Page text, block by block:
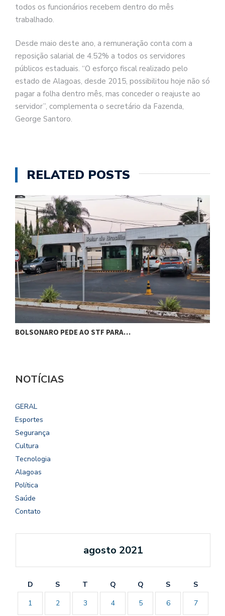
todos os funcionários recebem dentro do mês
trabalhado.
Desde maio deste ano, a remuneração conta com a
reposição salarial de 4.52% a todos os servidores
públicos estaduais. “O esforço fiscal realizado pelo
estado de Alagoas, desde 2015, possibilitou hoje não só
pagar a folha dentro mês, mas conceder o reajuste ao
servidor”, complementa o secretário da Fazenda,
George Santoro.
RELATED POSTS
BOLSONARO PEDE AO STF PARA…
NOTÍCIAS
GERAL
Esportes
Segurança
Cultura
Tecnologia
Alagoas
Política
Saúde
Contato
agosto 2021
D S T Q Q S
S
1
2 3 4 5 6 7